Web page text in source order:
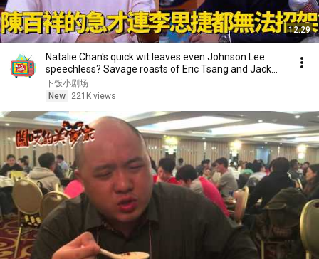
12:29
Natalie Chan's quick wit leaves even Johnson Lee
speechless? Savage roasts of Eric Tsang and Jack...
下饭小剧场
New
221K views